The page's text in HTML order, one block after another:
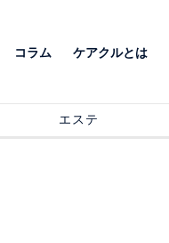
コラム ケアクルとは
エステ